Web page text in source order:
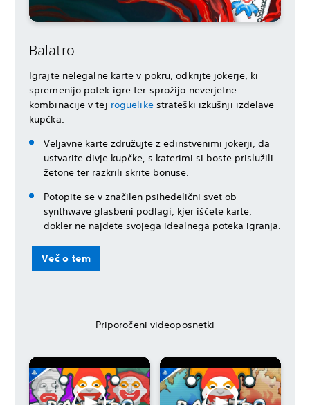
Balatro
Igrajte nelegalne karte v pokru, odkrijte jokerje, ki
spremenijo potek igre ter sprožijo neverjetne
kombinacije v tej roguelikestrateški izkušnji izdelave
kupčka.
Veljavne karte združujte z edinstvenimi jokerji, da
ustvarite divje kupčke, s katerimi si boste prislužili
žetone ter razkrili skrite bonuse.
Potopite se v značilen psihedelični svet ob
synthwave glasbeni podlagi, kjer iščete karte,
dokler ne najdete svojega idealnega poteka igranja.
Več o tem
Priporočeni videoposnetki